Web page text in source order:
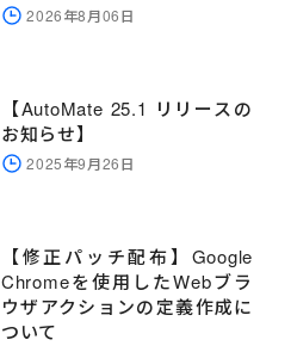
2026年8月06日
【AutoMate 25.1 リリースの
お知らせ】
2025年9月26日
【修正パッチ配布】Google
Chromeを使用したWebブラ
ウザアクションの定義作成に
ついて